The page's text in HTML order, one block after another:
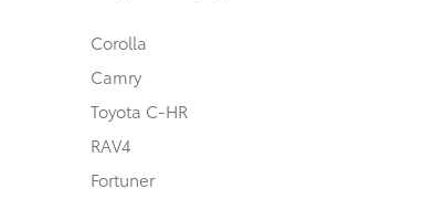
Corolla
Camry
Toyota C-HR
RAV4
Fortuner